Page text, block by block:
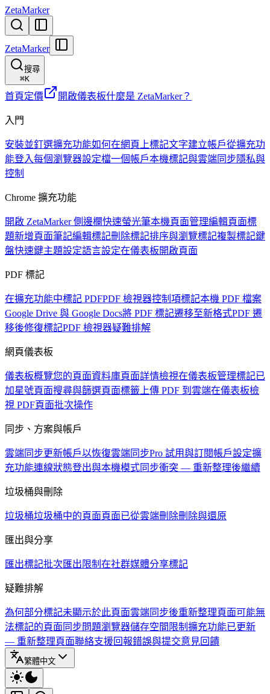
ZetaMarker
ZetaMarker
搜尋
⌘K
首頁定價 開啟儀表板什麼是 ZetaMarker？
入門
安裝並釘選擴充功能如何在網頁上標記文字建立帳戶從擴充功
能登入每個瀏覽器設定檔一個帳戶本機標記與雲端同步隱私與
控制
Chrome 擴充功能
開啟 ZetaMarker 側邊欄快速螢光筆本機頁面管理編輯頁面標
題新增頁面筆記編輯標記刪除標記排序與瀏覽標記複製標記鍵
盤快速鍵主題設定語言設定在儀表板開啟頁面
PDF 標記
在擴充功能中標記 PDFPDF 檢視器控制項標記本機 PDF 檔案
Google Drive 與 Google Docs將 PDF 標記遷移至新格式PDF 遷
移後修復標記PDF 檢視器疑難排解
網頁儀表板
儀表板概覽您的頁面資料庫頁面詳情檢視在儀表板管理標記已
加星號頁面搜尋與篩選頁面標籤 上傳 PDF 到雲端在儀表板檢
視 PDF頁面批次操作
同步、方案與帳戶
雲端同步更新帳戶以恢復雲端同步Pro 試用與訂閱帳戶設定擴
充功能連線狀態登出與本機模式同步衝突 — 重新整理後繼續
垃圾桶與刪除
垃圾桶垃圾桶中的頁面頁面已從雲端刪除刪除與還原
匯出與分享
匯出標記批次匯出限制 在社群媒體分享標記
疑難排解
為何部分標記未顯示於此頁面雲端同步後重新整理頁面可能無
法標記的頁面 同步問題瀏覽器儲存空間限制 擴充功能已更新
— 重新整理頁面聯絡支援回報錯誤與提交意見回饋
繁體中文